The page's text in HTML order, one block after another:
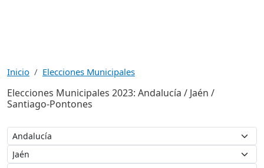
Inicio Elecciones Municipales
Elecciones Municipales 2023: Andalucía / Jaén /
Santiago-Pontones